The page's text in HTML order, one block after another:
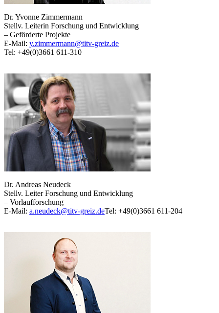
Dr. Yvonne Zimmermann
Stellv. Leiterin Forschung und Entwicklung
– Geförderte Projekte
E-Mail: y.zimmermann@titv-greiz.de
Tel: +49(0)3661 611-310
Dr. Andreas Neudeck
Stellv. Leiter Forschung und Entwicklung
– Vorlaufforschung
E-Mail: a.neudeck@titv-greiz.deTel: +49(0)3661 611-204